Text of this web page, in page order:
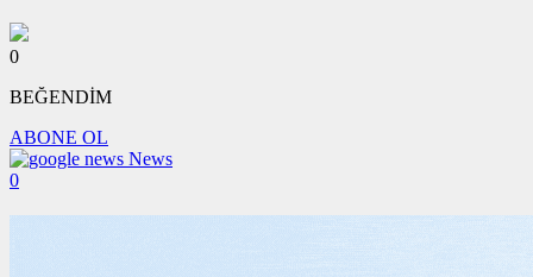
0
BEĞENDİM
ABONE OL
News
0